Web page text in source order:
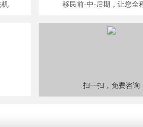
机
移民前-中-后期，让您全
扫一扫，免费咨询